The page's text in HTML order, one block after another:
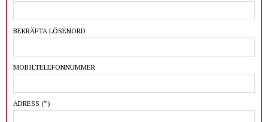
BEKRÄFTA LÖSENORD
MOBILTELEFONNUMMER
ADRESS (*)